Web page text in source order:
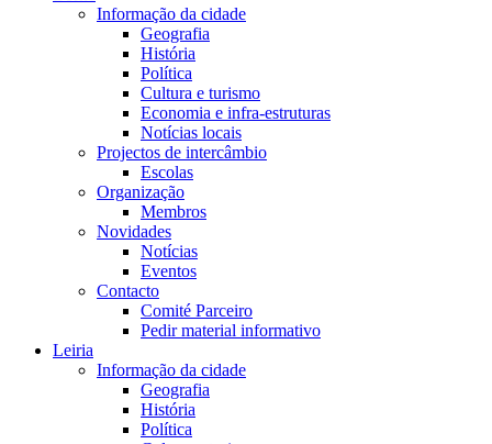
Informação da cidade
Geografia
História
Política
Cultura e turismo
Economia e infra-estruturas
Notícias locais
Projectos de intercâmbio
Escolas
Organização
Membros
Novidades
Notícias
Eventos
Contacto
Comité Parceiro
Pedir material informativo
Leiria
Informação da cidade
Geografia
História
Política